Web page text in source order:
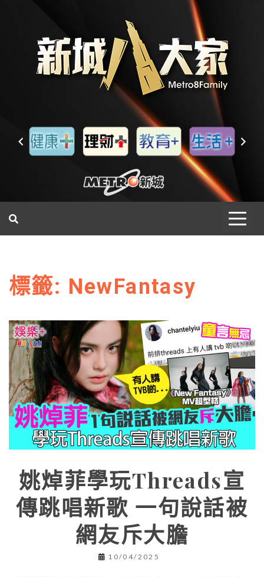
標籤: NewFantasy
姚焯菲學玩Threads宣
傳跳唱新歌 一句說話被
網友斥大膽
10/04/2025